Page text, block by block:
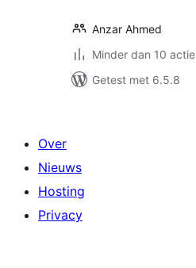
Anzar Ahmed
Minder dan 10
Getest met 6.5.8
Over
Nieuws
Hosting
Privacy